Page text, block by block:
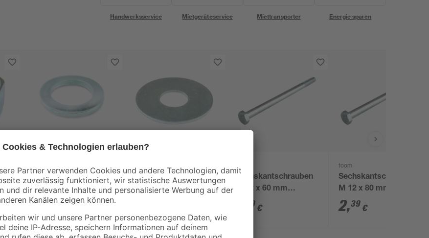
Handwerksservice Mietgeräteservice Miettransporter Energie sparen
Unterlegscheibe
0,22
Karosseriescheibe
Stahl 37 x 13 mm
Sechskantschrauben
M 12 x 60 mm
verzinkt DIN 601
89 €
toom
Sechskantschrauben
M 12 x 80 mm
verzinkt DIN 601
2,39 €